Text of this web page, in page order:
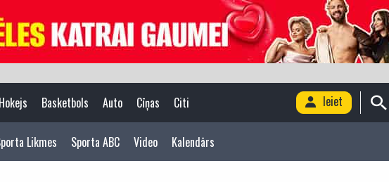
Hokejs Basketbols Auto Cīņas Citi Ieiet
Likmes Sporta ABC Video Kalendārs